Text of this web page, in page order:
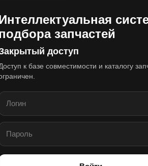
запчастей
доступ
к базе совместимости и каталогу